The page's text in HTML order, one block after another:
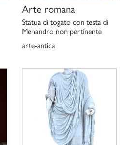
Arte romana
Statua di togato con testa di
Menandro non pertinente
arte-antica